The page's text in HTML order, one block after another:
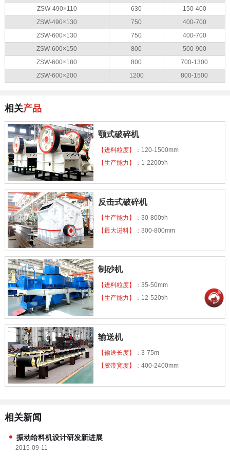
ZSW-490×110
630
150-400
ZSW-490×130
750
400-700
ZSW-600×130
750
400-700
ZSW-600×150
800
500-900
ZSW-600×180
800
700-1300
ZSW-600×200
1200 800-1500
相关产品
颚式破碎机
【进料粒度】
：120-1500mm
【生产能力】
：1-2200t/h
反击式破碎机
【生产能力】
：30-800t/h
【最大进料】
：300-800mm
制砂机
【进料粒度】
：35-50mm
【生产能力】
：12-520t/h
输送机
【输送长度】
：3-75m
【胶带宽度】
：400-2400mm
相关新闻
振动给料机设计研发新进展
2015-09-11